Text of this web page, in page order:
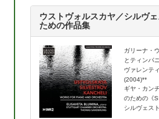
曲第21番』は、シュトゥットガル
7番』などはドレスデン・シュタ
る。
最近の主な活動としては、2021年
ヤール虐殺80年特別演奏会、フィ
ベリウスの録音（Accentus）での
交響楽団への再登壇、ドレスデン
ハウス管弦楽団との契約などがあ
ーモニー管弦楽団、エストニア国
ツカペレ・ハレを指揮。ザグレブ
の特別コンサート（ヴェルディ『
ウストヴォルスカヤ／シルヴ
ための作品集
ガリーナ・
とティンパ
ヴァレンテ
(2004)**
ギヤ・カン
のための《
シルヴェス